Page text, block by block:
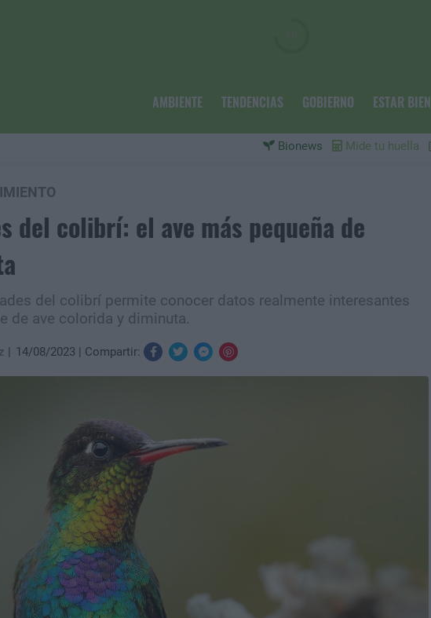
AMBIENTE TENDENCIAS GOBIERNO ESTAR BIEN
Bionews Mide tu huella
del colibrí: el ave más pequeña de
del colibrí permite conocer datos realmente interesantes
de ave colorida y diminuta.
14/08/2023 Compartir: